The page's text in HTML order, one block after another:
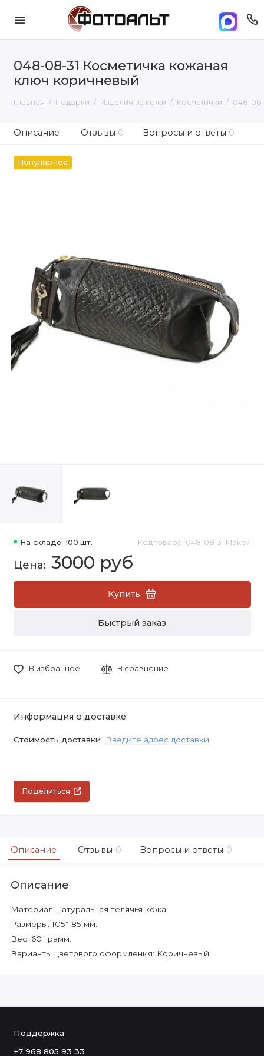
048-08-31 Косметичка кожаная
ключ коричневый
Главная Подарки Изделия из кожи Косметички 048-
Описание Отзывы 0 Вопросы и ответы 0
Популярное
На складе: 100 шт. Код товара: 048-08-31 Макей
3000 руб
Купить
Быстрый заказ
В избранное В сравнение
Информация о доставке
Стоимость доставки Введите адрес доставки
Поделиться
Описание Отзывы 0 Вопросы и ответы 0
Описание
Материал: натуральная телячья кожа
Размеры: 105*185 мм.
Вес: 60 грамм.
Варианты цветового оформления: Коричневый
Поддержка
+7 968 805 93 33